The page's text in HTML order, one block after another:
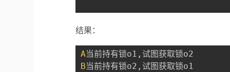
结果：
A当前持有锁o1 ,
B当前持有锁o2 ,试图获取锁o1